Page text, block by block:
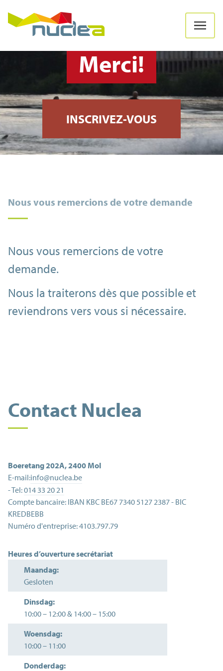
Merci!
INSCRIVEZ-VOUS
Nous vous remercions de votre demande
Nous vous remercions de votre
demande.
Nous la traiterons dès que possible et
reviendrons vers vous si nécessaire.
Contact Nuclea
Boeretang 202A,2400Mol
E-mail:info@nuclea.be
- Tel:014 33 20 21
Compte bancaire: IBAN KBC BE67 7340 5127 2387 - BIC
KREDBEBB
Numéro d'entreprise:4103.797.79
Heures d’ouverture secrétariat
Maandag:
Gesloten
Dinsdag:
10:00– 12:00& 14:00– 15:00
Woensdag:
10:00– 11:00
Donderdag: